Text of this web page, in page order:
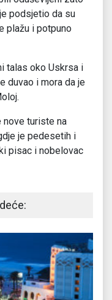
podsjetio da su
plažu i potpuno
talas oko Uskrsa i
duvao i mora da je
nove turiste na
je pedesetih i
pisac i nobelovac